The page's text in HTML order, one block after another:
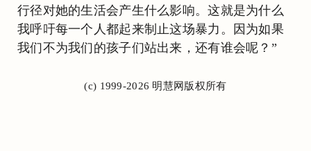
行径对她的生活会产生什么影响。这就是为什么
我呼吁每一个人都起来制止这场暴力。因为如果
我们不为我们的孩子们站出来，还有谁会呢？”
(c) 1999-2026 明慧网版权所有